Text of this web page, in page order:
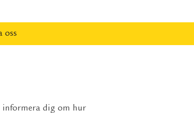
oss
informera dig om hur